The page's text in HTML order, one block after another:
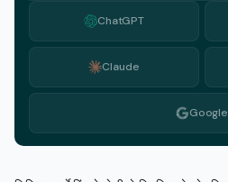
ChatGPT
Claude
Google